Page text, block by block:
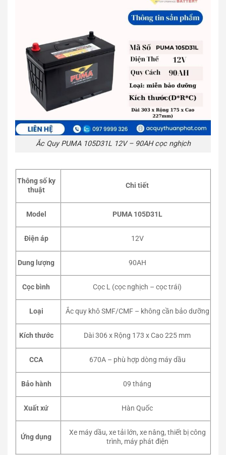
Ắc Quy PUMA 105D31L 12V – 90AH cọc nghịch
Thông số ky
thuật
Chi tiết
Model PUMA 105D31L
Điện áp 12V
Dung lượng 90AH
Cọc bình Cọc L (cọc nghịch – cọc trái)
Loại Ắc quy khô SMF/CMF – không cần bảo dưỡng
Kích thước Dài 306 x Rộng 173 x Cao 225 mm
CCA 670A – phù hợp dòng máy dầu
Bảo hành 09 tháng
Xuất xứ Hàn Quốc
Ứng dụng
Xe máy dầu, xe tải lớn, xe nâng, thiết bị công
trình, máy phát điện